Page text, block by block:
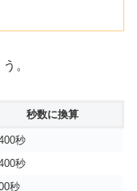
。
秒数に換算
秒
秒
秒